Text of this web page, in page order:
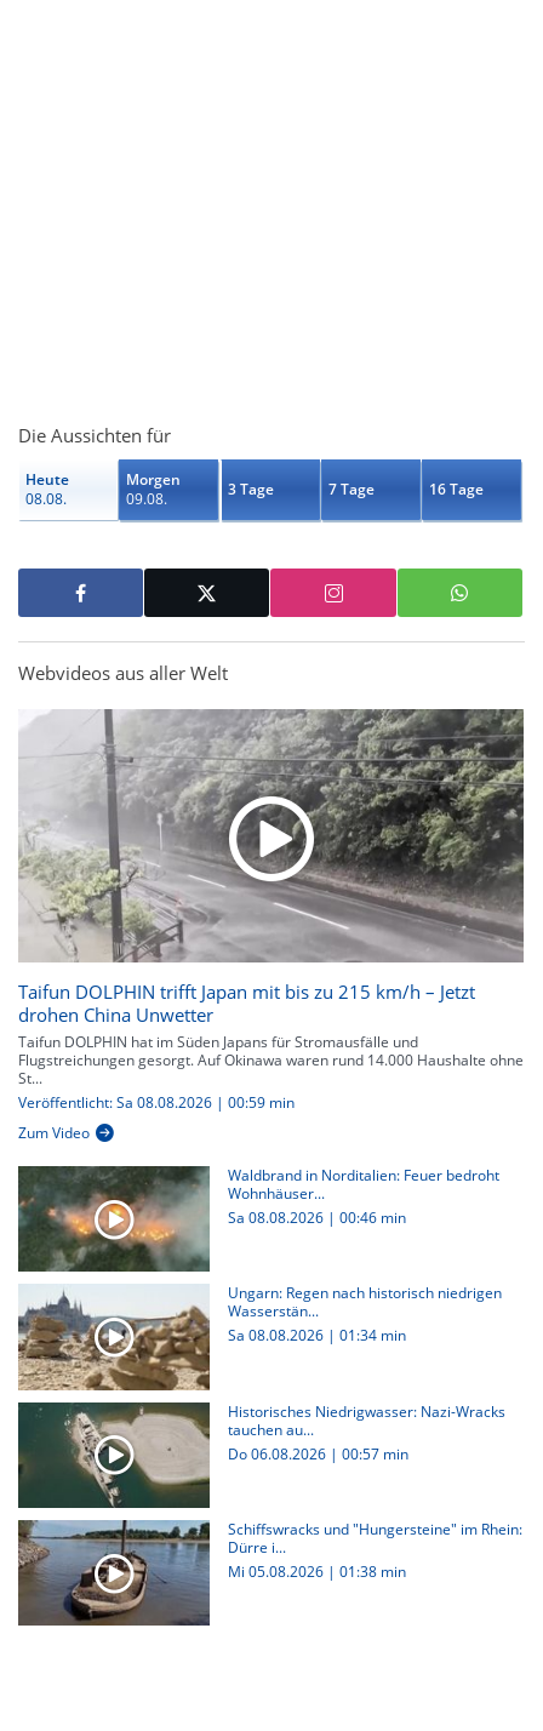
Die Aussichten für
Heute
08.08.
Morgen
09.08.
3 Tage 7 Tage 16 Tage
Webvideos aus aller Welt
Taifun DOLPHIN trifft Japan mit bis zu 215 km/h – Jetzt
drohen China Unwetter
Taifun DOLPHIN hat im Süden Japans für Stromausfälle und
Flugstreichungen gesorgt. Auf Okinawa waren rund 14.000 Haushalte ohne
St...
Veröffentlicht: Sa 08.08.2026 | 00:59 min
Zum Video
Waldbrand in Norditalien: Feuer bedroht
Wohnhäuser...
Sa 08.08.2026 | 00:46 min
Ungarn: Regen nach historisch niedrigen
Wasserstän...
Sa 08.08.2026 | 01:34 min
Historisches Niedrigwasser: Nazi-Wracks
tauchen au...
Do 06.08.2026 | 00:57 min
Schiffswracks und "Hungersteine" im Rhein:
Dürre i...
Mi 05.08.2026 | 01:38 min